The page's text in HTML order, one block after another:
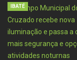
IBATÉ